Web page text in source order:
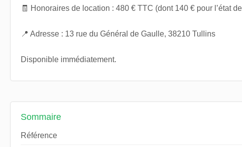
🧾 Honoraires de location : 480 € TTC (dont 140 € pour l’état
📍 Adresse : 13 rue du Général de Gaulle, 38210 Tullins
Disponible immédiatement.
Sommaire
Référence